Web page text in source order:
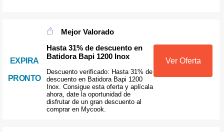
EXPIRA
PRONTO
Mejor Valorado
Hasta 31% de descuento en
Batidora Bapi 1200 Inox
Descuento verificado: Hasta 31% de
descuento en Batidora Bapi 1200
Inox. Consigue esta oferta y aplícala
ahora, date la oportunidad de
disfrutar de un gran descuento al
comprar en Mycook.
Ver Oferta